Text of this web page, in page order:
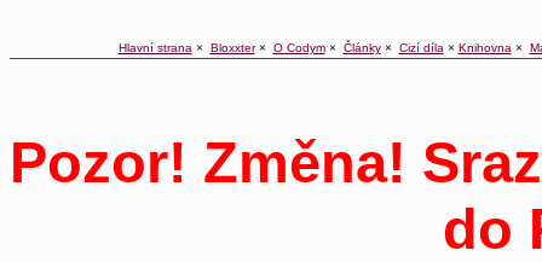
Hlavní strana × Bloxxter× O Codym× Články× Cizí díla × Knihovna ×
Pozor! Změna!
do